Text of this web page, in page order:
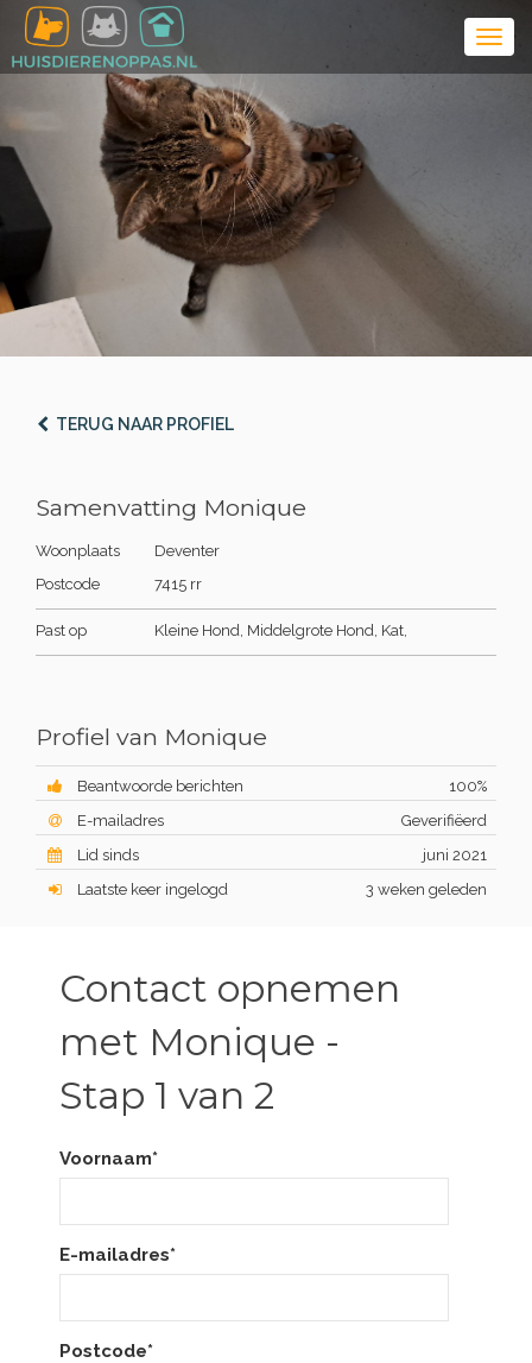
TERUG NAAR PROFIEL
Samenvatting Monique
Woonplaats
Deventer
Postcode
7415 rr
Past op Kleine Hond, Middelgrote Hond, Kat,
Profiel van Monique
Beantwoorde berichten
100%
E-mailadres
Geverifiëerd
Lid sinds
juni 2021
Laatste keer ingelogd
3 weken geleden
Contact opnemen
met Monique -
Stap 1 van 2
Voornaam*
E-mailadres*
Postcode*